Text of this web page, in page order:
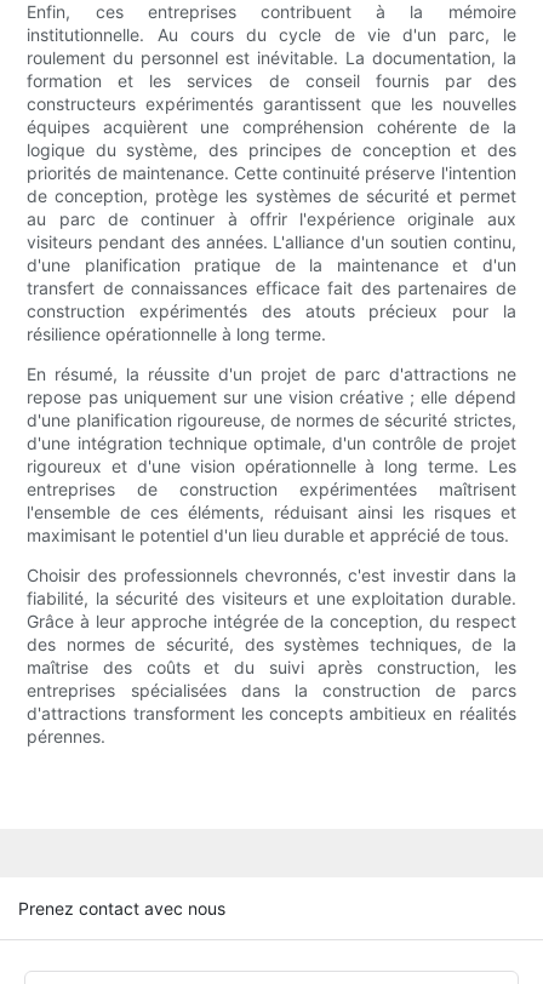
Enfin, ces entreprises contribuent à la mémoire
institutionnelle. Au cours du cycle de vie d'un parc, le
roulement du personnel est inévitable. La documentation, la
formation et les services de conseil fournis par des
constructeurs expérimentés garantissent que les nouvelles
équipes acquièrent une compréhension cohérente de la
logique du système, des principes de conception et des
priorités de maintenance. Cette continuité préserve l'intention
de conception, protège les systèmes de sécurité et permet
au parc de continuer à offrir l'expérience originale aux
visiteurs pendant des années. L'alliance d'un soutien continu,
d'une planification pratique de la maintenance et d'un
transfert de connaissances efficace fait des partenaires de
construction expérimentés des atouts précieux pour la
résilience opérationnelle à long terme.
En résumé, la réussite d'un projet de parc d'attractions ne
repose pas uniquement sur une vision créative ; elle dépend
d'une planification rigoureuse, de normes de sécurité strictes,
d'une intégration technique optimale, d'un contrôle de projet
rigoureux et d'une vision opérationnelle à long terme. Les
entreprises de construction expérimentées maîtrisent
l'ensemble de ces éléments, réduisant ainsi les risques et
maximisant le potentiel d'un lieu durable et apprécié de tous.
Choisir des professionnels chevronnés, c'est investir dans la
fiabilité, la sécurité des visiteurs et une exploitation durable.
Grâce à leur approche intégrée de la conception, du respect
des normes de sécurité, des systèmes techniques, de la
maîtrise des coûts et du suivi après construction, les
entreprises spécialisées dans la construction de parcs
d'attractions transforment les concepts ambitieux en réalités
pérennes.
Prenez contact avec nous